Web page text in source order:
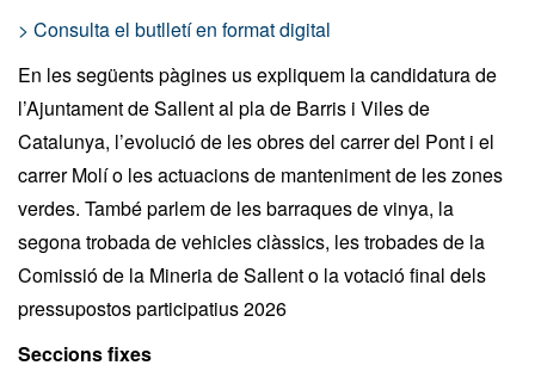
> Consulta el butlletí en format digital
En les següents pàgines us expliquem la candidatura de
l’Ajuntament de Sallent al pla de Barris i Viles de
Catalunya, l’evolució de les obres del carrer del Pont i el
carrer Molí o les actuacions de manteniment de les zones
verdes. També parlem de les barraques de vinya, la
segona trobada de vehicles clàssics, les trobades de la
Comissió de la Mineria de Sallent o la votació final dels
pressupostos participatius 2026
Seccions fixes